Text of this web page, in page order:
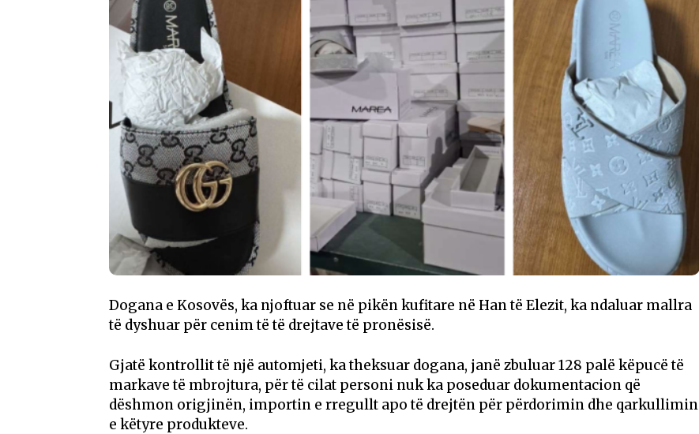
Dogana e Kosovës, ka njoftuar se në pikën kufitare në Han të Elezit, ka ndaluar mallra
të dyshuar për cenim të të drejtave të pronësisë.
Gjatë kontrollit të një automjeti, ka theksuar dogana, janë zbuluar 128 palë këpucë të
markave të mbrojtura, për të cilat personi nuk ka poseduar dokumentacion që
dëshmon origjinën, importin e rregullt apo të drejtën për përdorimin dhe qarkullimin
e këtyre produkteve.